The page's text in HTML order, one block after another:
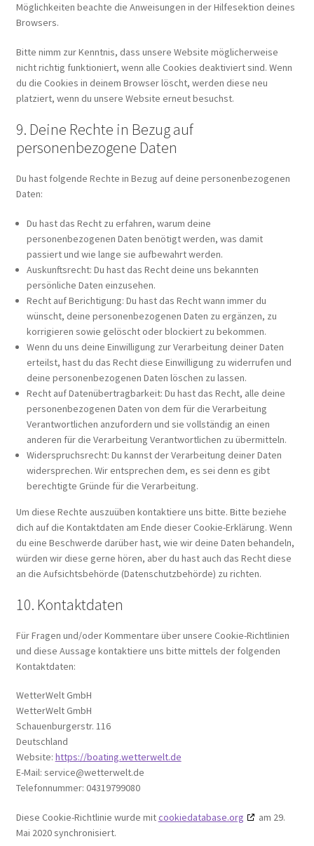
Möglichkeiten beachte die Anweisungen in der Hilfesektion deines
Browsers.
Bitte nimm zur Kenntnis, dass unsere Website möglicherweise
nicht richtig funktioniert, wenn alle Cookies deaktiviert sind. Wenn
du die Cookies in deinem Browser löscht, werden diese neu
platziert, wenn du unsere Website erneut besuchst.
9. Deine Rechte in Bezug auf
personenbezogene Daten
Du hast folgende Rechte in Bezug auf deine personenbezogenen
Daten:
Du hast das Recht zu erfahren, warum deine
personenbezogenen Daten benötigt werden, was damit
passiert und wie lange sie aufbewahrt werden.
Auskunftsrecht: Du hast das Recht deine uns bekannten
persönliche Daten einzusehen.
Recht auf Berichtigung: Du hast das Recht wann immer du
wünscht, deine personenbezogenen Daten zu ergänzen, zu
korrigieren sowie gelöscht oder blockiert zu bekommen.
Wenn du uns deine Einwilligung zur Verarbeitung deiner Daten
erteilst, hast du das Recht diese Einwilligung zu widerrufen und
deine personenbezogenen Daten löschen zu lassen.
Recht auf Datenübertragbarkeit: Du hast das Recht, alle deine
personenbezogenen Daten von dem für die Verarbeitung
Verantwortlichen anzufordern und sie vollständig an einen
anderen für die Verarbeitung Verantwortlichen zu übermitteln.
Widerspruchsrecht: Du kannst der Verarbeitung deiner Daten
widersprechen. Wir entsprechen dem, es sei denn es gibt
berechtigte Gründe für die Verarbeitung.
Um diese Rechte auszuüben kontaktiere uns bitte. Bitte beziehe
dich auf die Kontaktdaten am Ende dieser Cookie-Erklärung. Wenn
du eine Beschwerde darüber hast, wie wir deine Daten behandeln,
würden wir diese gerne hören, aber du hast auch das Recht diese
an die Aufsichtsbehörde (Datenschutzbehörde) zu richten.
10. Kontaktdaten
Für Fragen und/oder Kommentare über unsere Cookie-Richtlinien
und diese Aussage kontaktiere uns bitte mittels der folgenden
Kontaktdaten:
WetterWelt GmbH
WetterWelt GmbH
Schauenburgerstr. 116
Deutschland
Website: https://boating.wetterwelt.de
E-Mail: service@wetterwelt.de
Telefonnummer: 04319799080
Diese Cookie-Richtlinie wurde mitcookiedatabase.org
am 29.
Mai 2020 synchronisiert.